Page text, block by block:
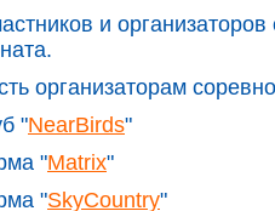
и
организаторам
"NearBirds"
"Matrix"
"SkyCountry"